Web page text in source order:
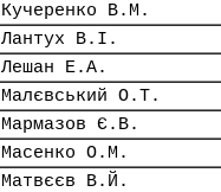
Кучеренко В.М.
Лантух В.І.
Лешан Е.А.
Малєвський О.Т.
Мармазов Є.В.
Масенко О.М.
Матвєєв В.Й.